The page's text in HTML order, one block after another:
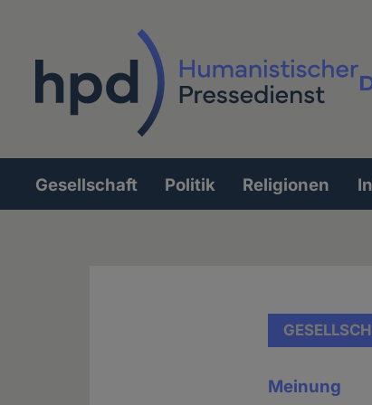
Hauptnavigation
Gesellschaft Politik Religionen
Meinung